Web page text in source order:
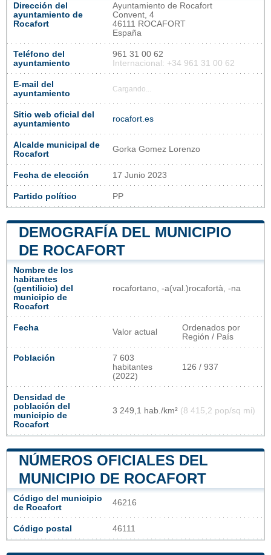
Dirección del
ayuntamiento de
Rocafort
Ayuntamiento de Rocafort
Convent, 4
46111 ROCAFORT
España
Teléfono del
ayuntamiento
961 31 00 62
Internacional: +34 961 31 00 62
E-mail del
ayuntamiento
Cargando...
Sitio web oficial del
ayuntamiento
rocafort.es
Alcalde municipal de
Rocafort
Gorka Gomez Lorenzo
Fecha de elección 17 Junio 2023
Partido político PP
DEMOGRAFÍA DEL MUNICIPIO
DE ROCAFORT
Nombre de los
habitantes
(gentilicio) del
municipio de
Rocafort
rocafortano, -a(val.)rocafortà, -na​
Fecha Valor actual
Ordenados por
Región / País
Población
7 603
habitantes
(2022)
126 / 937
Densidad de
población del
municipio de
Rocafort
3 249,1 hab./km² (8 415,2 pop/sq mi)
NÚMEROS OFICIALES DEL
MUNICIPIO DE ROCAFORT
Código del municipio
de Rocafort
46216
Código postal 46111